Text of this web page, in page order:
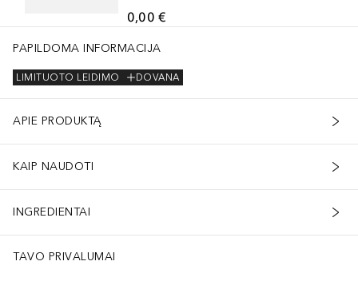
0,00 €
PAPILDOMA INFORMACIJA
DOVANA
LIMITUOTO LEIDIMO
APIE PRODUKTĄ
KAIP NAUDOTI
INGREDIENTAI
TAVO PRIVALUMAI